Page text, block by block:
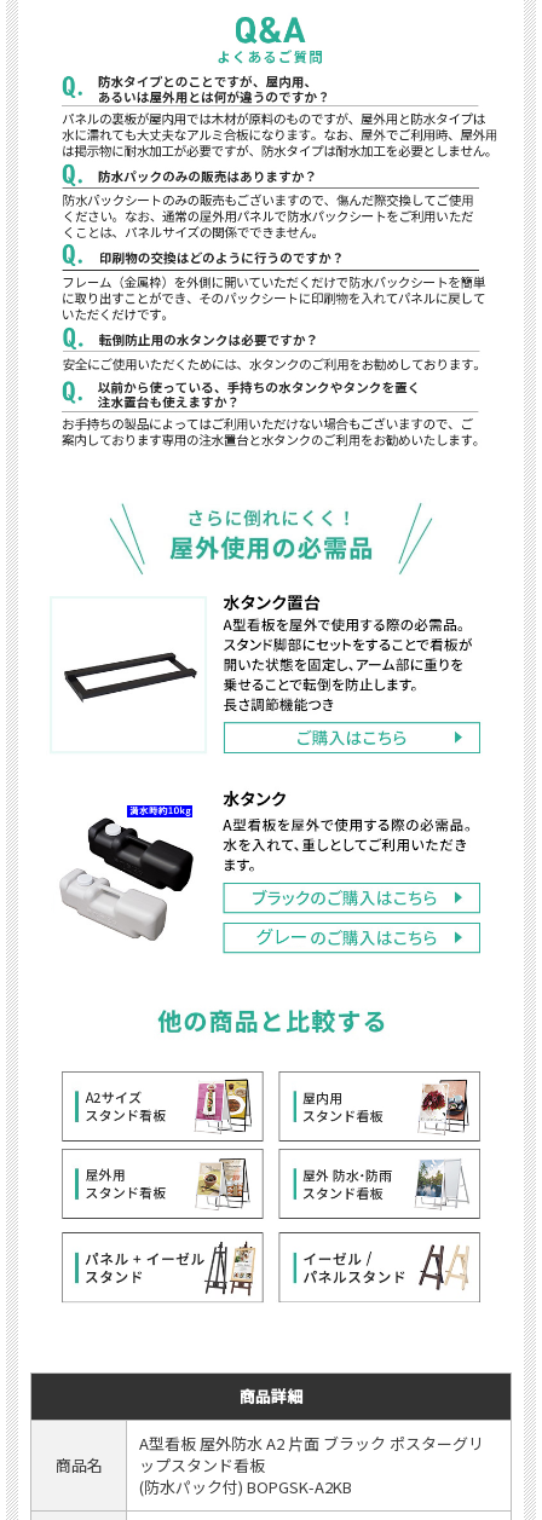
商品詳細
商品名
A型看板 屋外防水 A2 片面 ブラック ポスターグリ
ップスタンド看板
(防水パック付) BOPGSK-A2KB